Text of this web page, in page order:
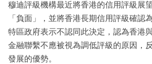
區
穆迪評級機構最近將香港的信用評級展
「負面」，並將香港長期信用評級確認
特區政府表示不認同此決定，認為香港
金融聯繫不應被視為調低評級的原因，
發展的優勢。